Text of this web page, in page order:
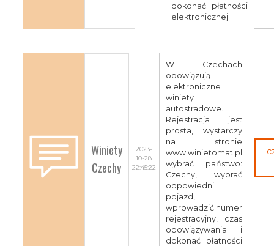
dokonać płatności
elektronicznej.
Winiety
Czechy
2023-
10-28
22:45:22
W Czechach
obowiązują
elektroniczne
winiety
autostradowe.
Rejestracja jest
prosta, wystarczy
na stronie
www.winietomat.pl
wybrać państwo:
Czechy, wybrać
odpowiedni
pojazd,
wprowadzić numer
rejestracyjny, czas
obowiązywania i
dokonać płatności